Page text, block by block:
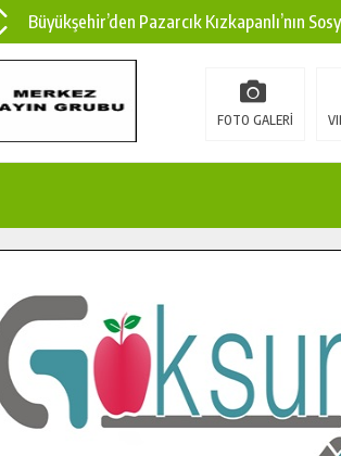
Büyükşehir’den Pazarcık Kızkapanlı’nın
Büyükşehir’den Pazarcık Kırsalına Modern
Çin’den KSÜ’ye Uluslararası Başarı:
İlçe Jandarma Komutanı Karakaya’dan
Bertiz’in Yeni Köprüsünde Sona Doğru.
FOTO GALERİ